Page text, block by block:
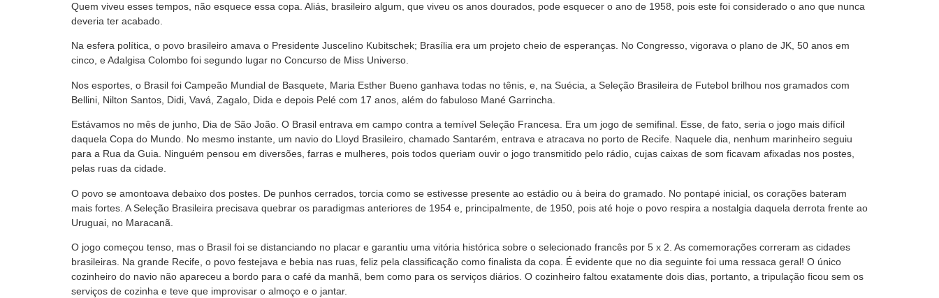
Quem viveu esses tempos, não esquece essa copa. Aliás, brasileiro algum, que viveu os anos dourados, pode esquecer o ano de 1958, pois este foi considerado o ano que nunca
deveria ter acabado.
Na esfera política, o povo brasileiro amava o Presidente Juscelino Kubitschek; Brasília era um projeto cheio de esperanças. No Congresso, vigorava o plano de JK, 50 anos em
cinco, e Adalgisa Colombo foi segundo lugar no Concurso de Miss Universo.
Nos esportes, o Brasil foi Campeão Mundial de Basquete, Maria Esther Bueno ganhava todas no tênis, e, na Suécia, a Seleção Brasileira de Futebol brilhou nos gramados com
Bellini, Nilton Santos, Didi, Vavá, Zagalo, Dida e depois Pelé com 17 anos, além do fabuloso Mané Garrincha.
Estávamos no mês de junho, Dia de São João. O Brasil entrava em campo contra a temível Seleção Francesa. Era um jogo de semifinal. Esse, de fato, seria o jogo mais difícil
daquela Copa do Mundo. No mesmo instante, um navio do Lloyd Brasileiro, chamado Santarém, entrava e atracava no porto de Recife. Naquele dia, nenhum marinheiro seguiu
para a Rua da Guia. Ninguém pensou em diversões, farras e mulheres, pois todos queriam ouvir o jogo transmitido pelo rádio, cujas caixas de som ficavam afixadas nos postes,
pelas ruas da cidade.
O povo se amontoava debaixo dos postes. De punhos cerrados, torcia como se estivesse presente ao estádio ou à beira do gramado. No pontapé inicial, os corações bateram
mais fortes. A Seleção Brasileira precisava quebrar os paradigmas anteriores de 1954 e, principalmente, de 1950, pois até hoje o povo respira a nostalgia daquela derrota frente ao
Uruguai, no Maracanã.
O jogo começou tenso, mas o Brasil foi se distanciando no placar e garantiu uma vitória histórica sobre o selecionado francês por 5 x 2. As comemorações correram as cidades
brasileiras. Na grande Recife, o povo festejava e bebia nas ruas, feliz pela classificação como finalista da copa. É evidente que no dia seguinte foi uma ressaca geral! O único
cozinheiro do navio não apareceu a bordo para o café da manhã, bem como para os serviços diários. O cozinheiro faltou exatamente dois dias, portanto, a tripulação ficou sem os
serviços de cozinha e teve que improvisar o almoço e o jantar.